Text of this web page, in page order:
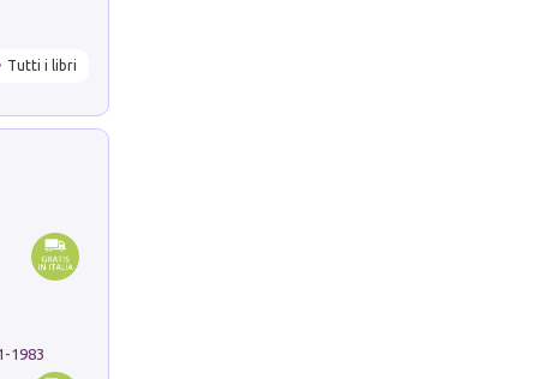
Tutti i libri
1983